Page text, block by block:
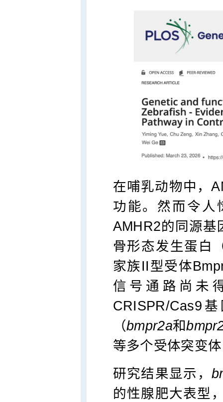
在哺乳动物中，
功能。然而令人
AMHR2的同源基
骨形态发生蛋白
家族II型受体
信号通路尚未
CRISPR/Cas9
（bmpr2a和
等多个受体突变
研究结果显示，
的性腺肥大表型